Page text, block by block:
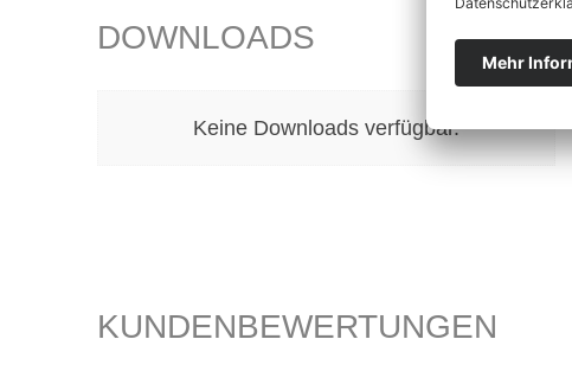
DOWNLOADS
Keine Downloads verfügbar.
KUNDENBEWERTUNGEN